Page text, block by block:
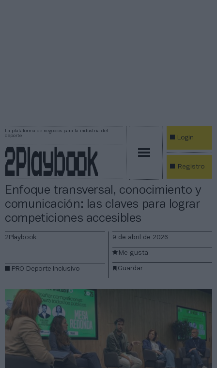
La plataforma de negocios para la industria del
deporte
Login
Registro
Enfoque transversal, conocimiento y
comunicación: las claves para lograr
competiciones accesibles
2Playbook
PRO Deporte Inclusivo
9 de abril de 2026
Guardar
Me gusta